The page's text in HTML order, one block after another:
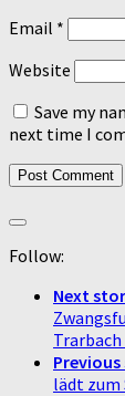
Email *
Website
Save my
next time I
Follow:
Next
lädt zum